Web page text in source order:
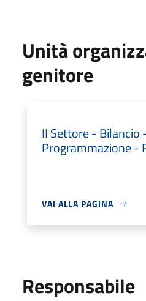
Unità
genitore
II Settore - Bilancio
Programmazione -
VAI ALLA PAGINA
Responsabile